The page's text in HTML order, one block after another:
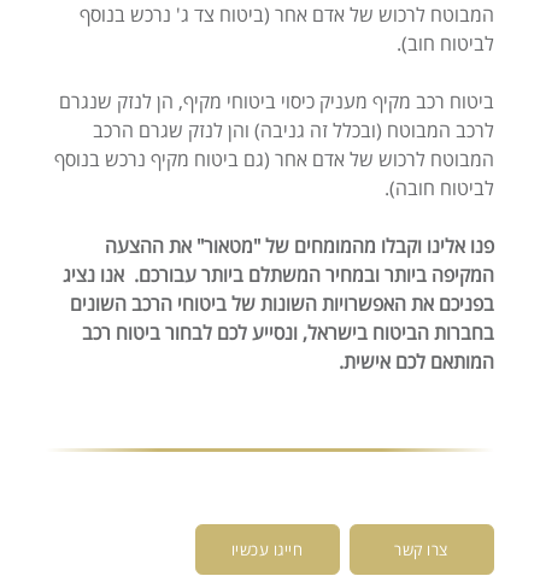
המבוטח לרכוש של אדם אחר (ביטוח צד ג' נרכש בנוסף
לביטוח חוב).
ביטוח רכב מקיף מעניק כיסוי ביטוחי מקיף, הן לנזק שנגרם
לרכב המבוטח (ובכלל זה גניבה) והן לנזק שגרם הרכב
המבוטח לרכוש של אדם אחר (גם ביטוח מקיף נרכש בנוסף
לביטוח חובה).
פנו אלינו וקבלו מהמומחים של "מטאור" את ההצעה
המקיפה ביותר ובמחיר המשתלם ביותר עבורכם. אנו נציג
בפניכם את האפשרויות השונות של ביטוחי הרכב השונים
בחברות הביטוח בישראל, ונסייע לכם לבחור ביטוח רכב
המותאם לכם אישית.
צרו קשר חייגו עכשיו